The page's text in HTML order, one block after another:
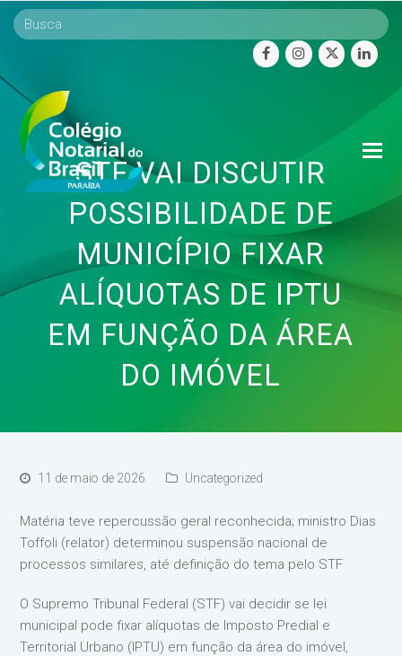
facebookinstagram
twitter
STF VAI DISCUTIR
POSSIBILIDADE DE
MUNICÍPIO FIXAR
ALÍQUOTAS DE IPTU
EM FUNÇÃO DA ÁREA
DO IMÓVEL
11 de maio de 2026 Uncategorized
Matéria teve repercussão geral reconhecida; ministro Dias
Toffoli (relator) determinou suspensão nacional de
processos similares, até definição do tema pelo STF
O Supremo Tribunal Federal (STF) vai decidir se lei
municipal pode fixar alíquotas de Imposto Predial e
Territorial Urbano (IPTU) em função da área do imóvel,